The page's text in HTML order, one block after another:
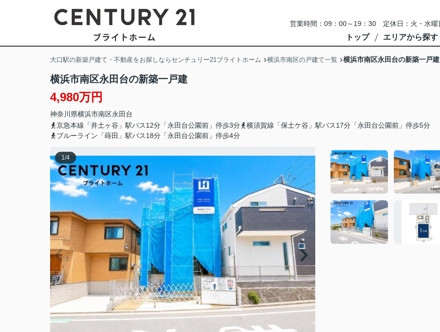
営業時間：09：00～19：30 定休日：火・水
トップ エリアから探す
大口駅の新築戸建て・不動産をお探しならセンチュリー21ブライトホーム 横浜市南区の戸建て一覧 横浜市南区永田台の新築一戸建
横浜市南区永田台の新築一戸建
4,980万円
神奈川県横浜市南区永田台
京急本線「井土ヶ谷」駅バス12分「永田台公園前」停歩3分
横須賀線「保土ケ谷」駅バス17分「永田台公園前」停歩5分
ブルーライン「蒔田」駅バス18分「永田台公園前」停歩4分
1/4